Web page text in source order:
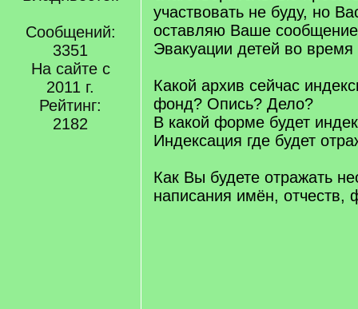
Сообщений:
3351
На сайте с
2011 г.
Рейтинг:
2182
участвовать не буду, но
оставляю Ваше
Эвакуации детей во
Какой архив сейчас
фонд? Опись? Дело?
В какой форме будет
Индексация где будет
Как Вы будете отражать
написания имён, отчеств,